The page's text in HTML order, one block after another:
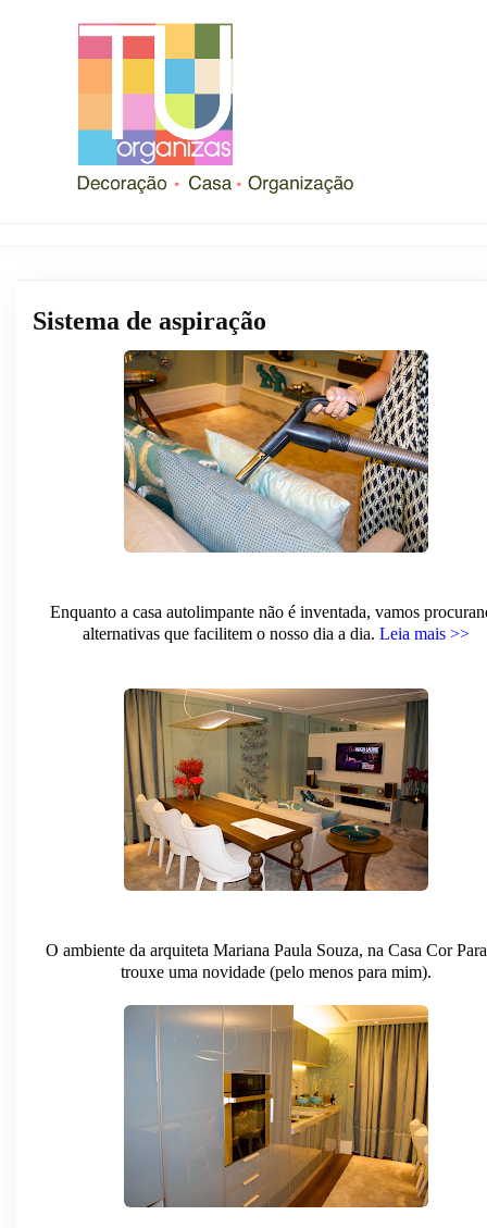
Sistema de aspiração
Enquanto a casa autolimpante não é inventada, vamos
alternativas que facilitem o nosso dia a dia. Leia mais >>
O ambiente da arquiteta Mariana Paula Souza, na Casa Cor
trouxe uma novidade (pelo menos para mim).